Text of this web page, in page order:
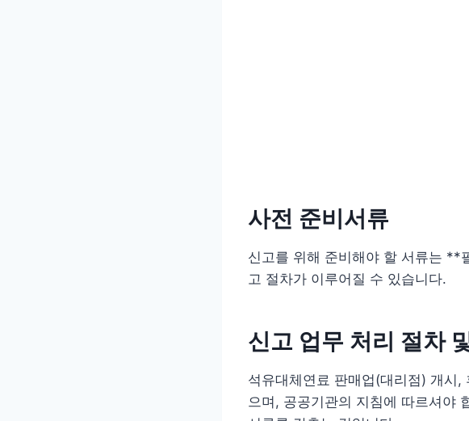
사전 준비서류
신고를 위해 준비해야 할 서류는 **
고 절차가 이루어질 수 있습니다.
신고 업무 처리 절차
석유대체연료 판매업(대리점) 개시
으며, 공공기관의 지침에 따르셔야